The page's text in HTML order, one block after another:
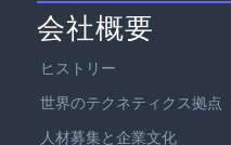
会社概要
ヒストリー
世界のテクネティクス拠点
人材募集と企業文化